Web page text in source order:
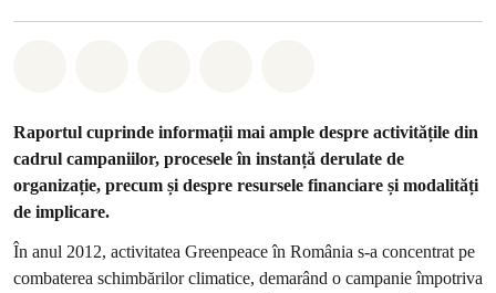
Raportul cuprinde informații mai ample despre activitățile din
cadrul campaniilor, procesele în instanță derulate de
organizație, precum și despre resursele financiare și modalități
de implicare.
În anul 2012, activitatea Greenpeace în România s-a concentrat pe
combaterea schimbărilor climatice, demarând o campanie împotriva